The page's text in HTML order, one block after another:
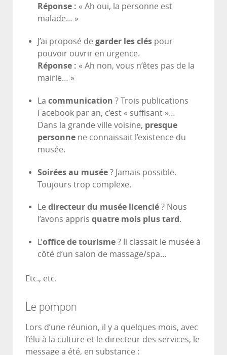
Réponse : « Ah oui, la personne est
malade… »
J’ai proposé de garder les clés pour
pouvoir ouvrir en urgence.
Réponse : « Ah non, vous n’êtes pas de la
mairie… »
La communication ? Trois publications
Facebook par an, c’est « suffisant »…
Dans la grande ville voisine, presque
personne ne connaissait l’existence du
musée.
Soirées au musée ? Jamais possible.
Toujours trop complexe.
Le directeur du musée licencié ? Nous
l’avons appris quatre mois plus tard .
L’office de tourisme ? Il classait le musée à
côté d’un salon de massage/spa…
Etc., etc.
Le pompon
Lors d’une réunion, il y a quelques mois, avec
l’élu à la culture et le directeur des services, le
message a été, en substance :